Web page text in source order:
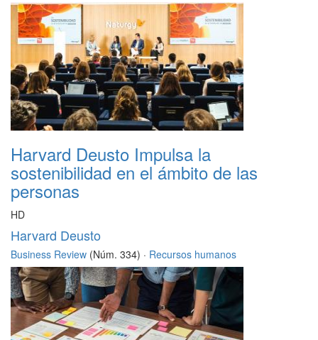
Harvard Deusto Impulsa la
sostenibilidad en el ámbito de las
personas
HD
Harvard Deusto
Business Review (Núm. 334) · Recursos humanos